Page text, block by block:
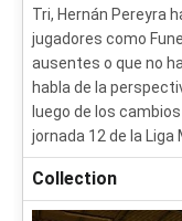
Tri, Hernán Pereyra
jugadores como
ausentes o que no
habla de la
luego de los
jornada 12 de la Liga
Collection